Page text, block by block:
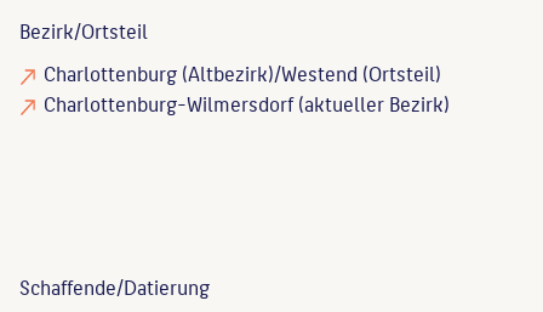
Bezirk/Ortsteil
Charlottenburg (Altbezirk)/Westend (Ortsteil)
Charlottenburg-Wilmersdorf (aktueller Bezirk)
Schaffende/Datierung